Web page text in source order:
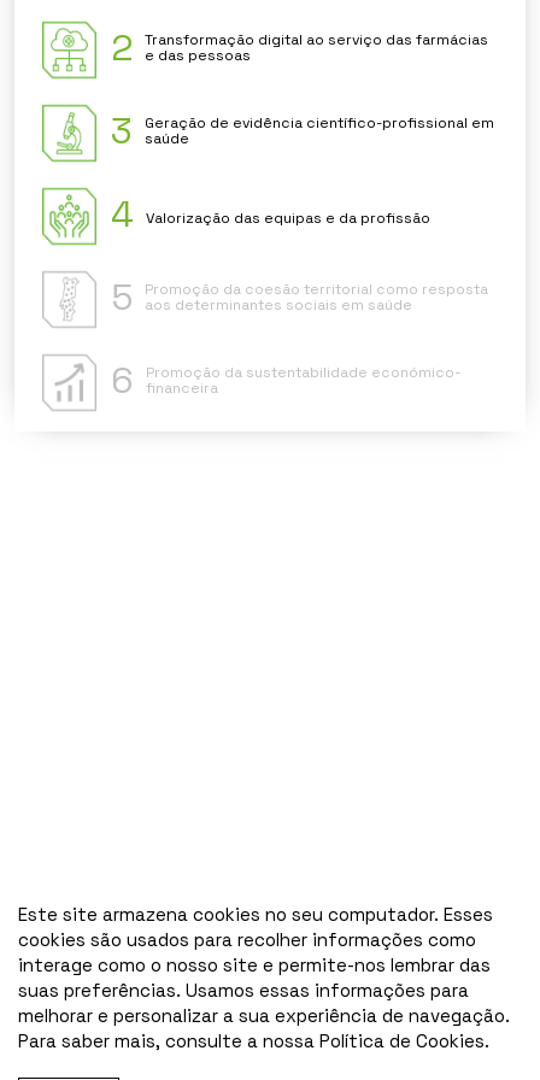
2
Transformação digital ao serviço das farmácias
e das pessoas
3
Geração de evidência científico-profissional em
saúde
4 Valorização das equipas e da profissão
5
Promoção da coesão territorial como resposta
aos determinantes sociais em saúde
6
Promoção da sustentabilidade económico-
financeira
Este site armazena cookies no seu computador. Esses
cookies são usados para recolher informações como
interage como o nosso site e permite-nos lembrar das
suas preferências. Usamos essas informações para
melhorar e personalizar a sua experiência de navegação.
Para saber mais, consulte a nossa Política de Cookies.